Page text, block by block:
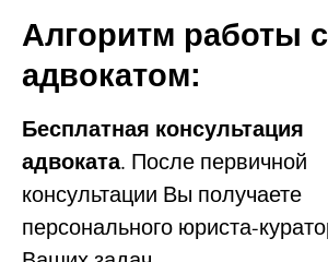
Алгоритм работы с
адвокатом:
Бесплатная консультация
адвоката. После первичной
консультации Вы получаете
персонального юриста-